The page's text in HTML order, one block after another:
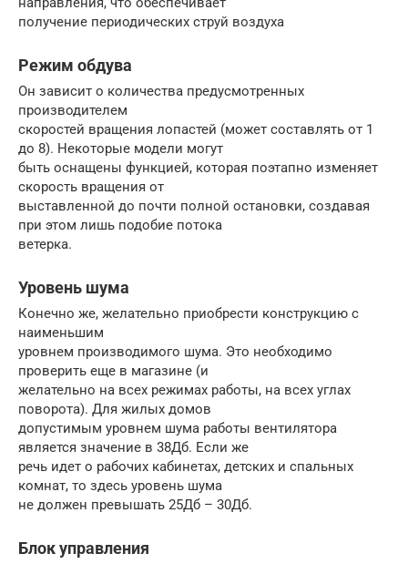
получение периодических струй воздуха
Режим обдува
Он зависит о количества предусмотренных
производителем
скоростей вращения лопастей (может составлять от 1
до 8). Некоторые модели могут
быть оснащены функцией, которая поэтапно изменяет
скорость вращения от
выставленной до почти полной остановки, создавая
при этом лишь подобие потока
ветерка.
Уровень шума
Конечно же, желательно приобрести конструкцию с
наименьшим
уровнем производимого шума. Это необходимо
проверить еще в магазине (и
желательно на всех режимах работы, на всех углах
поворота). Для жилых домов
допустимым уровнем шума работы вентилятора
является значение в 38Дб. Если же
речь идет о рабочих кабинетах, детских и спальных
комнат, то здесь уровень шума
не должен превышать 25Дб – 30Дб.
Блок управления